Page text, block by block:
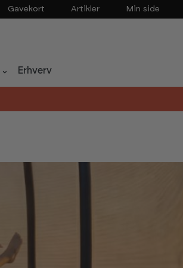
Gavekort Artikler Min side
Erhverv